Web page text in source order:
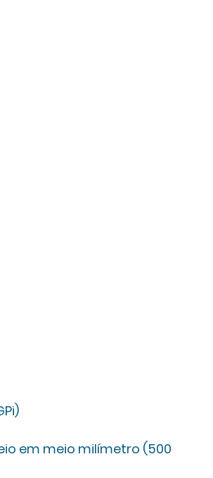
em meio milímetro (500